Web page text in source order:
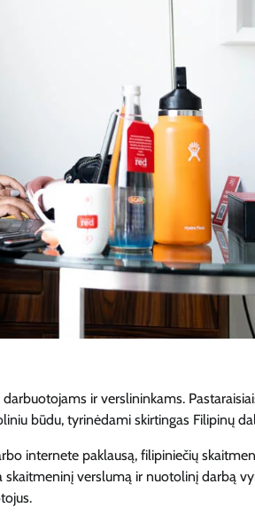
ir verslininkams.
būdu, tyrinėdami skirtingas Filipinų
internete paklausą, filipiniečių
skaitmeninį verslumą ir nuotolinį darbą